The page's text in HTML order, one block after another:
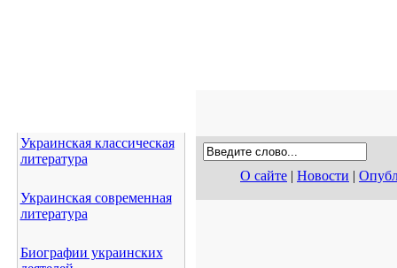
Украинская классическая
литература
Украинская современная
литература
Биографии украинских
О сайте | Новости |